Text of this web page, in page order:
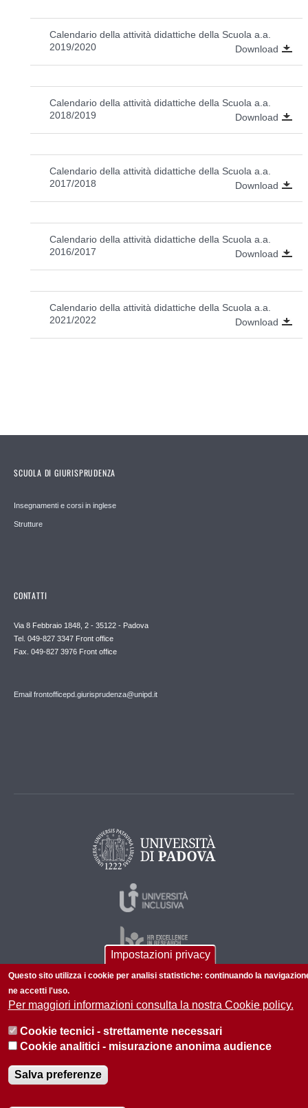
Calendario della attività didattiche della Scuola a.a.
2019/2020
Download
Calendario della attività didattiche della Scuola a.a.
2018/2019
Download
Calendario della attività didattiche della Scuola a.a.
2017/2018
Download
Calendario della attività didattiche della Scuola a.a.
2016/2017
Download
Calendario della attività didattiche della Scuola a.a.
2021/2022
Download
SCUOLA DI GIURISPRUDENZA
Insegnamenti e corsi in inglese
Strutture
CONTATTI
Via 8 Febbraio 1848, 2 - 35122 - Padova
Tel. 049-827 3347 Front office
Fax. 049-827 3976 Front office
Email frontofficepd.giurisprudenza@unipd.it
© 2026 Università di Padova - Tutti i diritti riservati
Informazioni sul sito Privacy policy
Impostazioni privacy
Questo sito utilizza i cookie per analisi statistiche: continuando la
ne accetti l'uso.
Per maggiori informazioni consulta la nostra Cookie policy.
Cookie tecnici - strettamente necessari
Cookie analitici - misurazione anonima audience
Salva preferenze